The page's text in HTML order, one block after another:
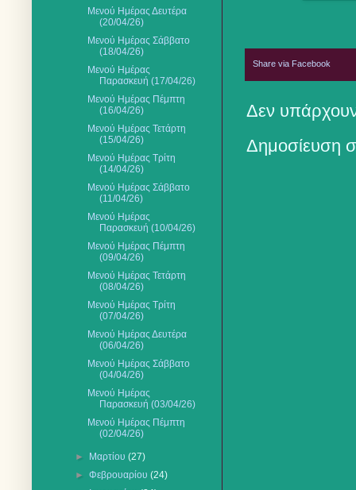
Share via Facebook
Δεν
Δημοσίευση
Μενού Ημέρας Δευτέρα
(20/04/26)
Mενού Ημέρας Σάββατο
(18/04/26)
Μενού Ημέρας
Παρασκευή (17/04/26)
Μενού Ημέρας Πέμπτη
(16/04/26)
Μενού Ημέρας Τετάρτη
(15/04/26)
Μενού Ημέρας Τρίτη
(14/04/26)
Μενού Ημέρας Σάββατο
(11/04/26)
Μενού Ημέρας
Παρασκευή (10/04/26)
Μενού Ημέρας Πέμπτη
(09/04/26)
Μενού Ημέρας Τετάρτη
(08/04/26)
Μενού Ημέρας Τρίτη
(07/04/26)
Μενού Ημέρας Δευτέρα
(06/04/26)
Μενού Ημέρας Σάββατο
(04/04/26)
Μενού Ημέρας
Παρασκευή (03/04/26)
Μενού Ημέρας Πέμπτη
(02/04/26)
► Μαρτίου(27)
►Φεβρουαρίου(24)